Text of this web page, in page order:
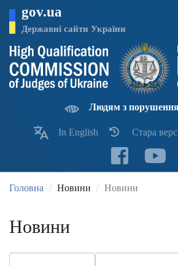
основного
матеріалу
gov.ua
Державні сайти України
Людям з
In English Стара
Головна Новини Новини
Новини